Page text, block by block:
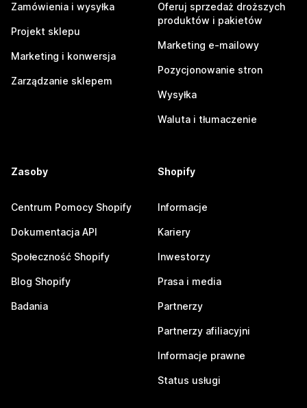
Zamówienia i wysyłka
Projekt sklepu
Marketing i konwersja
Zarządzanie sklepem
Oferuj sprzedaż droższych
produktów i pakietów
Marketing e-mailowy
Pozycjonowanie stron
Wysyłka
Waluta i tłumaczenie
Zasoby
Centrum Pomocy Shopify
Dokumentacja API
Społeczność Shopify
Blog Shopify
Badania
Shopify
Informacje
Kariery
Inwestorzy
Prasa i media
Partnerzy
Partnerzy afiliacyjni
Informacje prawne
Status usługi